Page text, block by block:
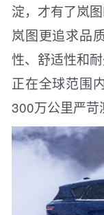
淀，才有了岚
岚图更追求品
性、舒适性和
正在全球范围
300万公里严苛